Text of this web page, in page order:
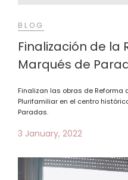
BLOG
Finalización de la
Marqués de
Finalizan las obras de Reforma
Plurifamiliar en el centro
Paradas.
3 January, 2022